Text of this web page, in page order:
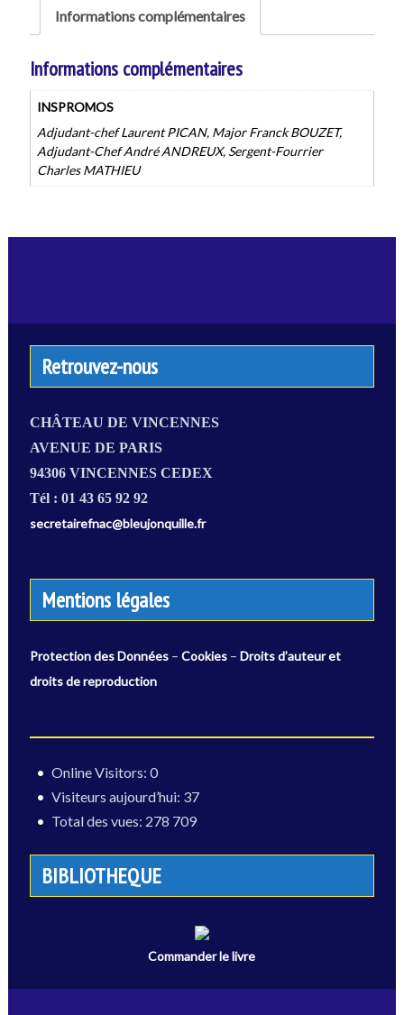
Informations complémentaires
Informations complémentaires
INSPROMOS
Adjudant-chef Laurent PICAN, Major Franck BOUZET,
Adjudant-Chef André ANDREUX, Sergent-Fourrier
Charles MATHIEU
Retrouvez-nous
CHÂTEAU DE VINCENNES
AVENUE DE PARIS
94306 VINCENNES CEDEX
Tél : 01 43 65 92 92
secretairefnac@bleujonquille.fr
Mentions légales
Protection des Données– Cookies– Droits d’auteur et
droits de reproduction
Online Visitors: 0
Visiteurs aujourd’hui: 37
Total des vues: 278 709
BIBLIOTHEQUE
Commander le livre